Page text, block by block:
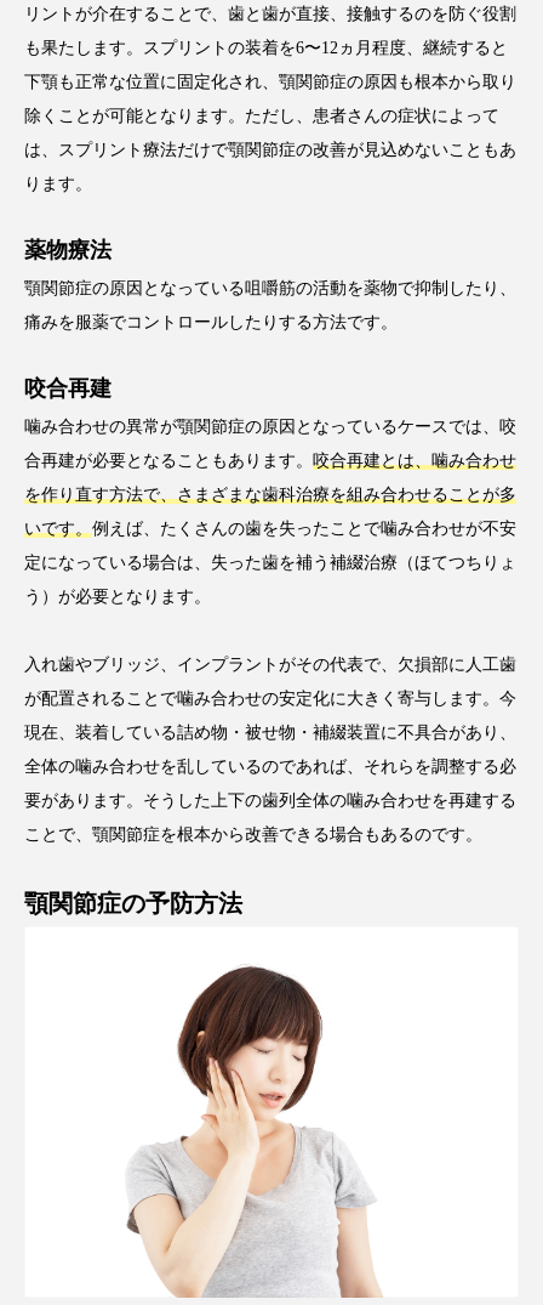
リントが介在することで、歯と歯が直接、接触するのを防ぐ役割
も果たします。スプリントの装着を6〜12ヵ月程度、継続すると
下顎も正常な位置に固定化され、顎関節症の原因も根本から取り
除くことが可能となります。ただし、患者さんの症状によって
は、スプリント療法だけで顎関節症の改善が見込めないこともあ
ります。
薬物療法
顎関節症の原因となっている咀嚼筋の活動を薬物で抑制したり、
痛みを服薬でコントロールしたりする方法です。
咬合再建
噛み合わせの異常が顎関節症の原因となっているケースでは、咬
合再建が必要となることもあります。 咬合再建とは、噛み合わせ
を作り直す方法で、さまざまな歯科治療を組み合わせることが多
いです。例えば、たくさんの歯を失ったことで噛み合わせが不安
定になっている場合は、失った歯を補う補綴治療（ほてつちりょ
う）が必要となります。
入れ歯やブリッジ、インプラントがその代表で、欠損部に人工歯
が配置されることで噛み合わせの安定化に大きく寄与します。今
現在、装着している詰め物・被せ物・補綴装置に不具合があり、
全体の噛み合わせを乱しているのであれば、それらを調整する必
要があります。そうした上下の歯列全体の噛み合わせを再建する
ことで、顎関節症を根本から改善できる場合もあるのです。
顎関節症の予防方法